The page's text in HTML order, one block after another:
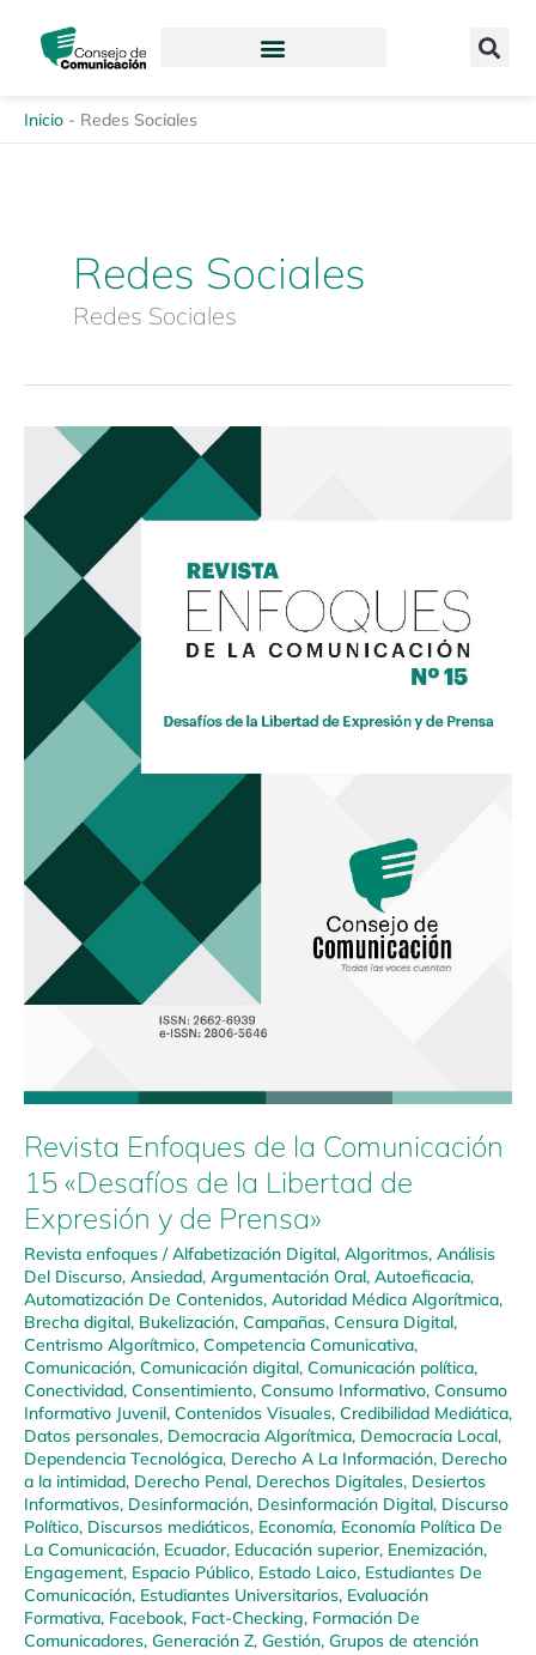
contenido
Inicio - Redes Sociales
Redes Sociales
Redes Sociales
Revista Enfoques de la Comunicación
15 «Desafíos de la Libertad de
Expresión y de Prensa»
Revista enfoques /Alfabetización Digital, Algoritmos, Análisis
Del Discurso, Ansiedad, Argumentación Oral, Autoeficacia,
Automatización De Contenidos, Autoridad Médica Algorítmica,
Brecha digital, Bukelización, Campañas, Censura Digital,
Centrismo Algorítmico, Competencia Comunicativa,
Comunicación, Comunicación digital, Comunicación política,
Conectividad, Consentimiento, Consumo Informativo, Consumo
Informativo Juvenil, Contenidos Visuales, Credibilidad Mediática,
Datos personales, Democracia Algorítmica, Democracia Local,
Dependencia Tecnológica, Derecho A La Información, Derecho
a la intimidad, Derecho Penal, Derechos Digitales, Desiertos
Informativos, Desinformación, Desinformación Digital, Discurso
Político, Discursos mediáticos, Economía, Economía Política De
La Comunicación, Ecuador, Educación superior, Enemización,
Engagement, Espacio Público, Estado Laico, Estudiantes De
Comunicación, Estudiantes Universitarios, Evaluación
Formativa, Facebook, Fact-Checking, Formación De
Comunicadores, Generación Z, Gestión, Grupos de atención
Revista
Enfoques
la
Comunicación
«Desafíos
de
Expresión
y